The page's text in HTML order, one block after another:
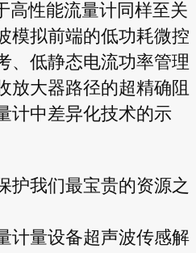
高性能流量计同样至关
模拟前端的低功耗微控
、低静态电流功率管理
放大器路径的超精确阻
计中差异化技术的示
护我们最宝贵的资源之
计量设备超声波传感解